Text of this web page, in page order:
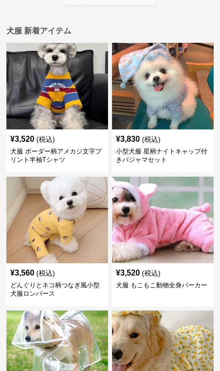
犬服 新着アイテム
¥3,520 (税込)
犬服 ボーダー柄アメカジ文字プ
リント半袖Tシャツ
¥3,830 (税込)
小型犬服 星柄ナイトキャップ付
きパジャマセット
¥3,560 (税込)
どんぐりとネコ柄つなぎ風小型
犬服ロンパース
¥3,520 (税込)
犬服 もこもこ動物全身パーカー